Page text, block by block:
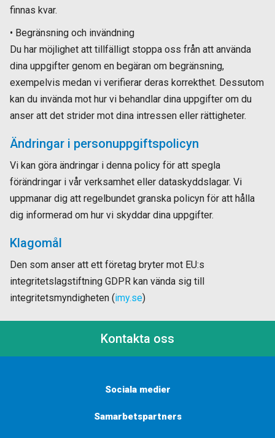
finnas kvar.
• Begränsning och invändning
Du har möjlighet att tillfälligt stoppa oss från att använda
dina uppgifter genom en begäran om begränsning,
exempelvis medan vi verifierar deras korrekthet. Dessutom
kan du invända mot hur vi behandlar dina uppgifter om du
anser att det strider mot dina intressen eller rättigheter.
Ändringar i personuppgiftspolicyn
Vi kan göra ändringar i denna policy för att spegla
förändringar i vår verksamhet eller dataskyddslagar. Vi
uppmanar dig att regelbundet granska policyn för att hålla
dig informerad om hur vi skyddar dina uppgifter.
Klagomål
Den som anser att ett företag bryter mot EU:s
integritetslagstiftning GDPR kan vända sig till
integritetsmyndigheten (imy.se)
Kontakta oss
Sociala medier
Samarbetspartners